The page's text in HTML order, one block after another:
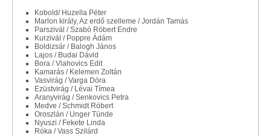
Kobold/ Huzella Péter
Marlon király, Az erdő szelleme / Jordán Tamás
Parszivál / Szabó Róbert Endre
Kurzivál / Poppre Ádám
Boldizsár / Balogh János
Lajos / Budai Dávid
Bora / Vlahovics Edit
Kamarás / Kelemen Zoltán
Vasvirág / Varga Dóra
Ezüstvirág / Lévai Tímea
Aranyvirág / Senkovics Petra
Medve / Schmidt Róbert
Oroszlán / Unger Tünde
Nyuszi / Fekete Linda
Róka / Vass Szilárd